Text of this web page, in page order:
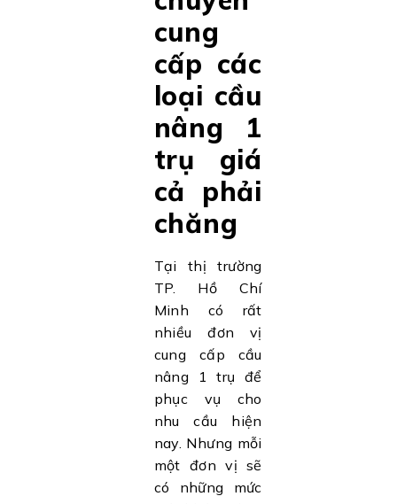
cung
cấp các
loại cầu
nâng 1
trụ giá
cả phải
chăng
Tại thị trường
TP. Hồ Chí
Minh có rất
nhiều đơn vị
cung cấp cầu
nâng 1 trụ để
phục vụ cho
nhu cầu hiện
nay. Nhưng mỗi
một đơn vị sẽ
có những mức